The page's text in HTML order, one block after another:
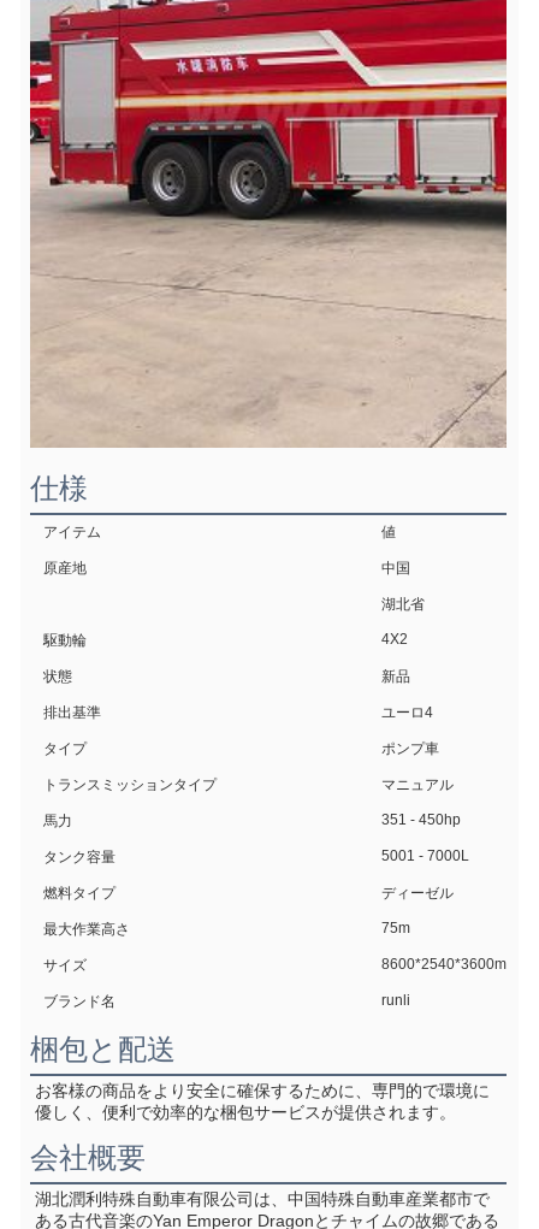
仕様
アイテム 値
原産地 中国
湖北省
駆動輪 4X2
状態 新品
排出基準 ユーロ4
タイプ ポンプ車
トランスミッションタイプ マニュアル
馬力 351 - 450hp
タンク容量 5001 - 7000L
燃料タイプ ディーゼル
最大作業高さ 75m
サイズ 8600*2540*3600m
ブランド名 runli
梱包と配送
お客様の商品をより安全に確保するために、専門的で環境に
優しく、便利で効率的な梱包サービスが提供されます。
会社概要
湖北潤利特殊自動車有限公司は、中国特殊自動車産業都市で
ある古代音楽のYan Emperor Dragonとチャイムの故郷である